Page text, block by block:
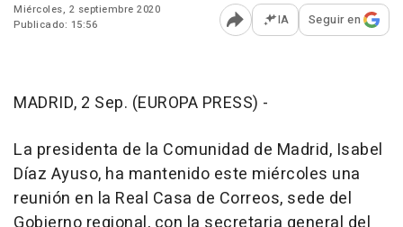
Miércoles, 2 septiembre 2020
Publicado: 15:56
Abrir opciones para
IA Seguir en
MADRID, 2 Sep. (EUROPA PRESS) -
La presidenta de la Comunidad de Madrid, Isabel
Díaz Ayuso, ha mantenido este miércoles una
reunión en la Real Casa de Correos, sede del